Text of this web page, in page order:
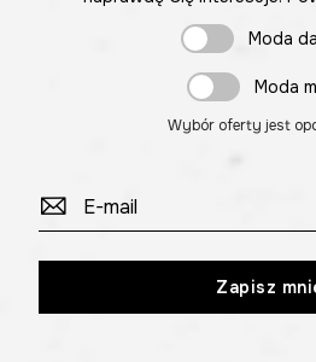
Moda
Moda
Wybór oferty jest
Zapisz